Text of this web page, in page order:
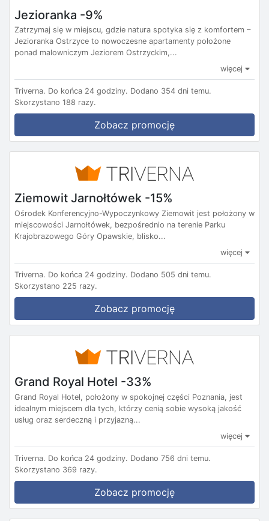
Jezioranka -9%
Zatrzymaj się w miejscu, gdzie natura spotyka się z komfortem –
Jezioranka Ostrzyce to nowoczesne apartamenty położone
ponad malowniczym Jeziorem Ostrzyckim,...
więcej
Triverna. Do końca 24 godziny. Dodano 354 dni temu.
Skorzystano 188 razy.
Zobacz promocję
Ziemowit Jarnołtówek -15%
Ośrodek Konferencyjno-Wypoczynkowy Ziemowit jest położony w
miejscowości Jarnołtówek, bezpośrednio na terenie Parku
Krajobrazowego Góry Opawskie, blisko...
więcej
Triverna. Do końca 24 godziny. Dodano 505 dni temu.
Skorzystano 225 razy.
Zobacz promocję
Grand Royal Hotel -33%
Grand Royal Hotel, położony w spokojnej części Poznania, jest
idealnym miejscem dla tych, którzy cenią sobie wysoką jakość
usług oraz serdeczną i przyjazną...
więcej
Triverna. Do końca 24 godziny. Dodano 756 dni temu.
Skorzystano 369 razy.
Zobacz promocję